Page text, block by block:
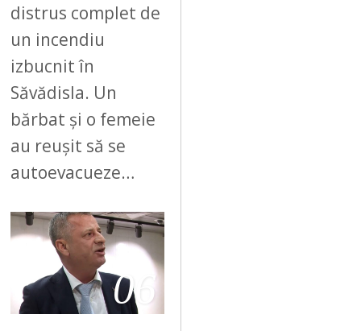
distrus complet de
un incendiu
izbucnit în
Săvădisla. Un
bărbat și o femeie
au reușit să se
autoevacueze…
06